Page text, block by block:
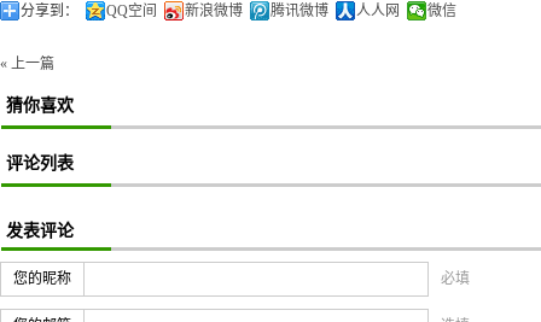
分享到： QQ空间 新浪微博 腾讯微博 人人网 微信
« 上一篇
猜你喜欢
评论列表
发表评论
您的昵称 必填